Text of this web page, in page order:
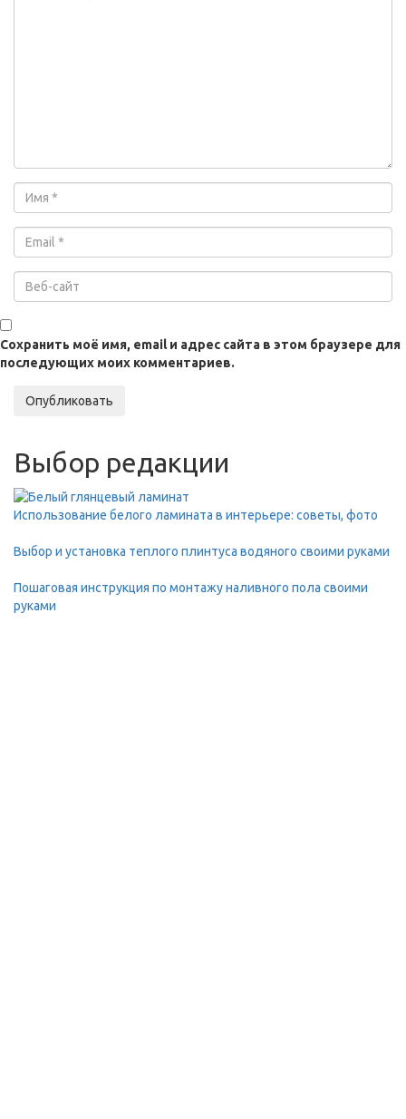
Сохранить моё имя, email и адрес сайта в этом браузере для
последующих моих комментариев.
Опубликовать
Выбор редакции
Использование белого ламината в интерьере: советы, фото
Выбор и установка теплого плинтуса водяного своими руками
Пошаговая инструкция по монтажу наливного пола своими
руками